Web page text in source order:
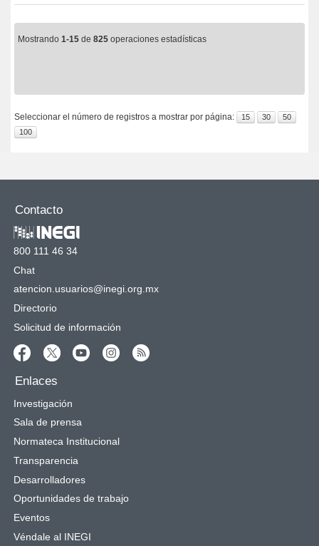
Mostrando 1-15 de 825 operaciones estadísticas
Seleccionar el número de registros a mostrar por página: 15 30
50
100
Contacto
800 111 46 34
Chat
atencion.usuarios@inegi.org.mx
Directorio
Solicitud de información
Enlaces
Investigación
Sala de prensa
Normateca Institucional
Transparencia
Desarrolladores
Oportunidades de trabajo
Eventos
Véndale al INEGI